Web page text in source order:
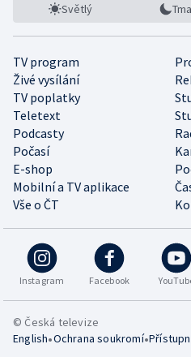
Světlý
TV program
Živé vysílání
TV poplatky
Teletext
Podcasty
Počasí
E-shop
Mobilní a TV aplikace
Vše o ČT
Instagram Facebook
© Česká televize
English•Ochrana soukromí•